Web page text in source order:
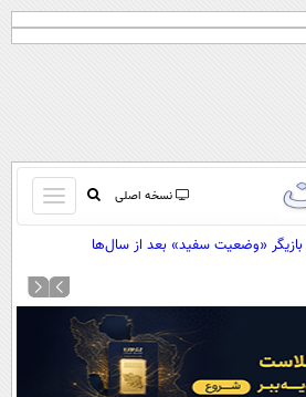
نسخه اصلی
باز
و
کردن
منو
صفحه اول
آرشیو
نظرسنجی
آب و هوا
«وضعیت سفید» بعد از سال‌ها